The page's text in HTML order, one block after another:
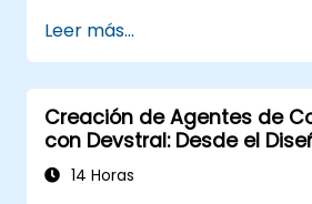
Leer más...
Creación de Agentes de
con Devstral: Desde el
hasta la Herramientización
14 Horas